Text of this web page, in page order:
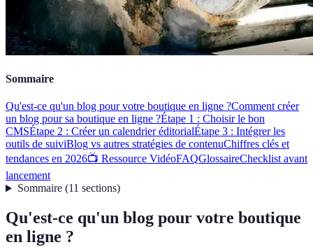
Sommaire
Qu'est-ce qu'un blog pour votre boutique en ligne ?Comment créer
un blog pour sa boutique en ligne ?Étape 1 : Choisir le bon
CMSÉtape 2 : Créer un calendrier éditorialÉtape 3 : Intégrer les
outils de suiviBlog vs autres stratégies de contenuChiffres clés et
tendances en 2026📺 Ressource VidéoFAQGlossaireChecklist avant
lancement
Sommaire(11 sections)
Qu'est-ce qu'un blog pour votre boutique
en ligne ?